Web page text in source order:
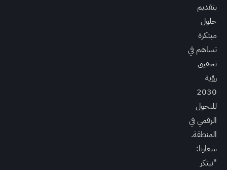
بتقديم
حلول
مبتكرة
تساهم في
تحقيق
رؤية
2030
للتحول
الرقمي في
المنطقة.
شعارنا:
"نبتكر